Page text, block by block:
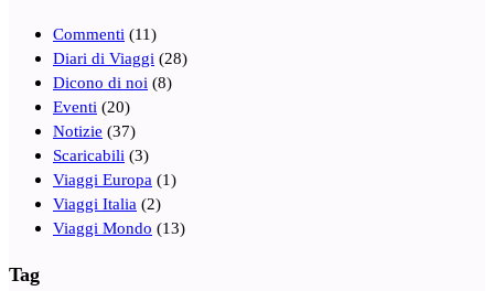
Commenti (11)
Diari di Viaggi (28)
Dicono di noi (8)
Eventi (20)
Notizie (37)
Scaricabili (3)
Viaggi Europa (1)
Viaggi Italia (2)
Viaggi Mondo (13)
Tag